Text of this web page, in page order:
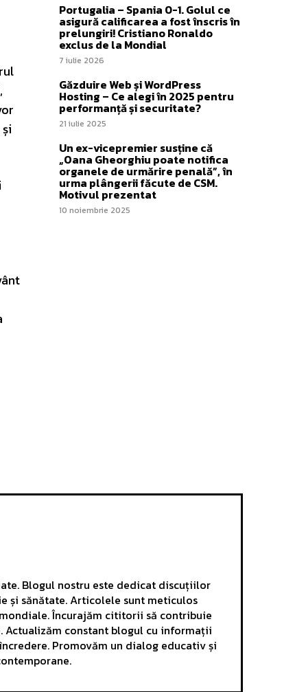
Portugalia – Spania 0-1. Golul ce
asigură calificarea a fost înscris în
prelungiri! Cristiano Ronaldo
exclus de la Mondial
7 iulie 2026
Găzduire Web și WordPress
Hosting – Ce alegi în 2025 pentru
performanță și securitate?
21 iulie 2025
Un ex-vicepremier susține că
„Oana Gheorghiu poate notifica
organele de urmărire penală”, în
urma plângerii făcute de CSM.
Motivul prezentat
10 noiembrie 2025
Blogul nostru este dedicat discuțiilor
și sănătate. Articolele sunt meticulos
Încurajăm cititorii să contribuie
constant blogul cu informații
Promovăm un dialog educativ și